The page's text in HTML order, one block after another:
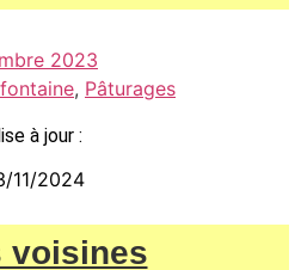
2023
, Pâturages
à jour :
11/2024
voisines